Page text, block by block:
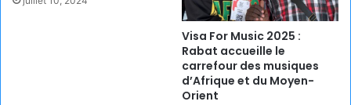
Visa For Music 2025 :
Rabat accueille le
carrefour des musiques
d’Afrique et du Moyen-
Orient